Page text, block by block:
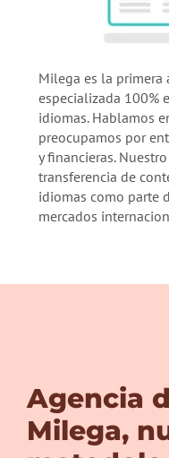
Milega es la primera
especializada 100%
idiomas. Hablamos
preocupamos por
y financieras.
transferencia de
idiomas como parte
mercados
Agencia
Milega,